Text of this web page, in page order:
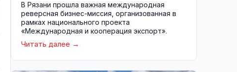
В Рязани прошла важная международная
реверсная бизнес-миссия, организованная в
рамках национального проекта
«Международная и кооперация экспорт».
Читать далее